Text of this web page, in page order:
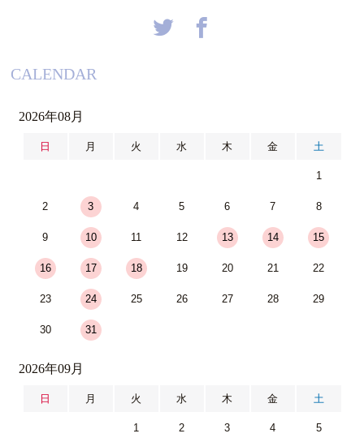
CALENDAR
2026年08月
日 月 火 水 木 金 土
1
2 3 4 5 6 7 8
9 10 11 12 13 14 15
16 17 18 19 20 21 22
23 24 25 26 27 28 29
30 31
2026年09月
日 月 火 水 木 金 土
1 2 3 4 5